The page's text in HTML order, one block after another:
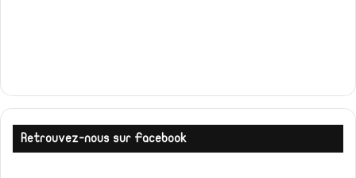
Retrouvez-nous sur Facebook